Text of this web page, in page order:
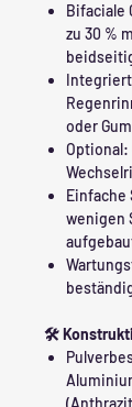
Bifaciale
zu 30 %
oder
Optional:
Einfache
wenigen
🛠️